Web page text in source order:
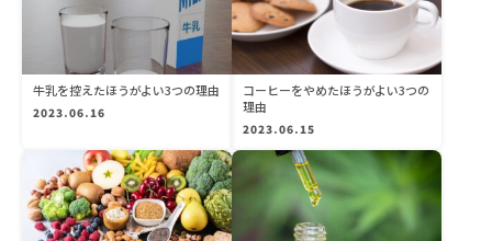
牛乳を控えたほうがよい3つの理由
2023.06.16
コーヒーをやめたほうがよい3つの
理由
2023.06.15